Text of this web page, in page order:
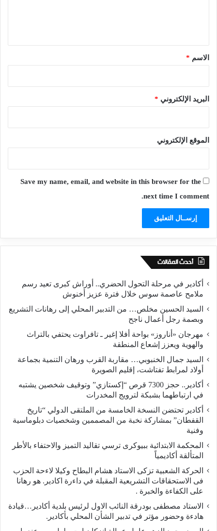
*الاسم *
البريد الإلكتروني *
الموقع الإلكتروني
Save my name, email, and website in this browser for the
next time I comment.
أحدث المقالات
أكادير في مرحلة التحول الحضري.. أوراش كبرى تعيد رسم
ملامح عاصمة سوس خلال فترة عزيز أخنوش
السيد الحسين مخلص… من التدبير المحلي إلى رهانات التشريع
وبصمة رجل أعمال ناجح
مهرجان «أناروز» بواحة أفلا إغير ـ تافراوت يحتفي بالتراث
والهوية ويعزز إشعاع المنطقة
السيد جمال الخنبوبي… مقاربة القرب ورهان التنمية بجماعة
أولاد لمرابط تفتاشت، إقليم الصويرة
أكادير.. حجز 7300 قرص “إكستازي” وتوقيف شخصين يشتبه
في ارتباطهما بشبكة لترويج المخدرات
أكادير تحتضن النسخة الخامسة من الملتقى الدولي “تاريخ
القفطان” بمشاركة نخبة من المصممين وشخصيات دبلوماسية
وفنية
المحكمة الابتدائية ببيوكرى ترسي تقاليد التميز والاحتفاء بالأطر
المتألقة أكاديمياً
الحركة الشعبية تزكى الاستاد هشام البطاح وكيلا لاءحة الحزب
فى الاستحقاقات التشريعية المقبلة في داءرة اكادير. هو رهانا
على الكفاءة والخبرة .
الاستاد مصطفى بودرقة النائب الاول لرئيس بلدية أكادير…قيادة
هادءة وحضور مؤتر في تدبير الشأن المحلي بأكادير.